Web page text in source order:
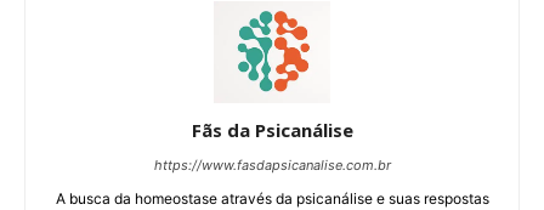
Fãs da Psicanálise
https://www.fasdapsicanalise.com.br
A busca da homeostase através da psicanálise e suas respostas